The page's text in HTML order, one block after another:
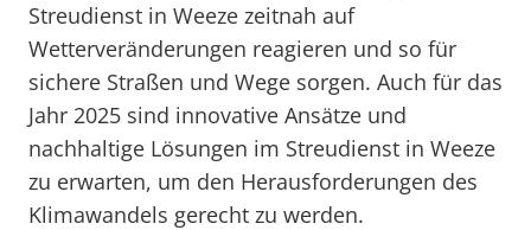
Streudienst in Weeze zeitnah auf
Wetterveränderungen reagieren und so für
sichere Straßen und Wege sorgen. Auch für das
Jahr 2025 sind innovative Ansätze und
nachhaltige Lösungen im Streudienst in Weeze
zu erwarten, um den Herausforderungen des
Klimawandels gerecht zu werden.